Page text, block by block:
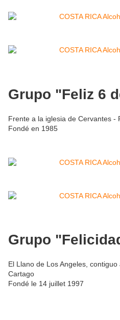
Grupo "Feliz 6
Frente a la iglesia de Cervantes -
Fondé en 1985
Grupo
El Llano de Los Angeles,
Cartago
Fondé le 14 juillet 1997